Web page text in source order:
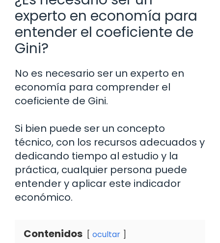
experto en economía para
entender el coeficiente de
Gini?
No es necesario ser un experto en
economía para comprender el
coeficiente de Gini.
Si bien puede ser un concepto
técnico, con los recursos adecuados y
dedicando tiempo al estudio y la
práctica, cualquier persona puede
entender y aplicar este indicador
económico.
Contenidos ocultar